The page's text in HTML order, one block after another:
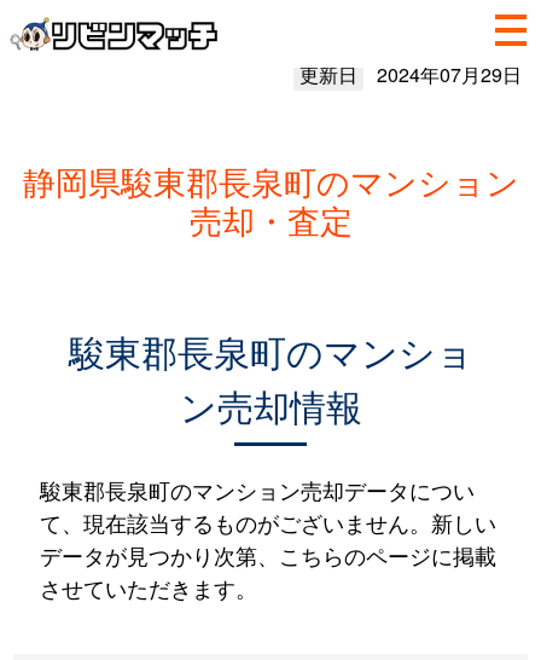
更新日 2024年07月29日
静岡県駿東郡長泉町のマンション
売却・査定
駿東郡長泉町のマンショ
ン売却情報
駿東郡長泉町のマンション売却データについ
て、現在該当するものがございません。新しい
データが見つかり次第、こちらのページに掲載
させていただきます。